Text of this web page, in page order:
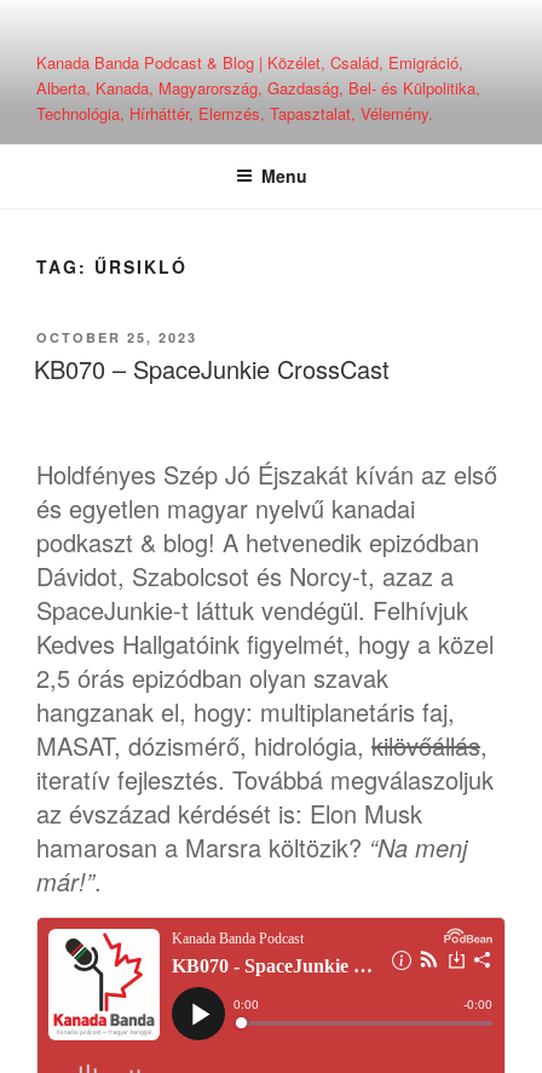
contentKanada Banda Podcast & Blog | Közélet, Család, Emigráció,
Alberta, Kanada, Magyarország, Gazdaság, Bel- és Külpolitika,
Technológia, Hírháttér, Elemzés, Tapasztalat, Vélemény.
Menu
TAG: ŰRSIKLÓ
POSTED
ON
OCTOBER 25, 2023
KB070 – SpaceJunkie CrossCast
Holdfényes Szép Jó Éjszakát kíván az első
és egyetlen magyar nyelvű kanadai
podkaszt & blog! A hetvenedik epizódban
Dávidot, Szabolcsot és Norcy-t, azaz a
SpaceJunkie-t láttuk vendégül. Felhívjuk
Kedves Hallgatóink figyelmét, hogy a közel
2,5 órás epizódban olyan szavak
hangzanak el, hogy: multiplanetáris faj,
MASAT, dózismérő, hidrológia, kilövőállás,
iteratív fejlesztés. Továbbá megválaszoljuk
az évszázad kérdését is: Elon Musk
hamarosan a Marsra költözik? “Na menj
már!”.